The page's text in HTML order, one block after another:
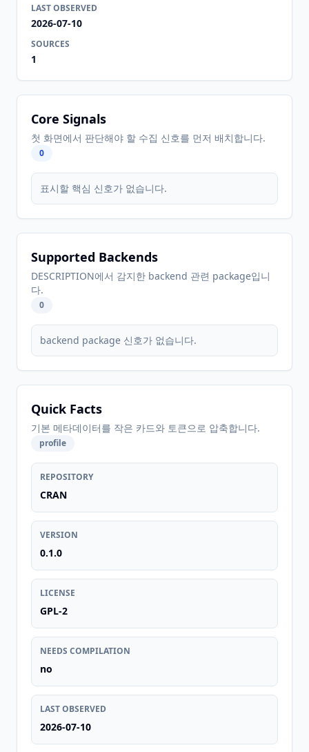
LAST OBSERVED
2026-07-10
SOURCES
1
Core Signals
첫 화면에서 판단해야 할 수집 신호를 먼저 배치합니다.
0
표시할 핵심 신호가 없습니다.
Supported Backends
DESCRIPTION에서 감지한 backend 관련 package입니
다.
0
backend package 신호가 없습니다.
Quick Facts
기본 메타데이터를 작은 카드와 토큰으로 압축합니다.
profile
REPOSITORY
CRAN
VERSION
0.1.0
LICENSE
GPL-2
NEEDS COMPILATION
no
LAST OBSERVED
2026-07-10